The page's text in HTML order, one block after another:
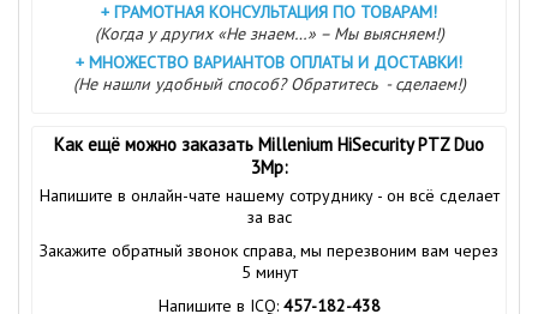
+ ГРАМОТНАЯ КОНСУЛЬТАЦИЯ ПО ТОВАРАМ!
(Когда у других «Не знаем…» – Мы выясняем!)
+ МНОЖЕСТВО ВАРИАНТОВ ОПЛАТЫ И ДОСТАВКИ!
(Не нашли удобный способ? Обратитесь - сделаем!)
Как ещё можно заказать Millenium HiSecurity PTZ Duo
3Mp:
Напишите в онлайн-чате нашему сотруднику - он всё сделает
за вас
Закажите обратный звонок справа, мы перезвоним вам через
5 минут
Напишите в ICQ: 457-182-438